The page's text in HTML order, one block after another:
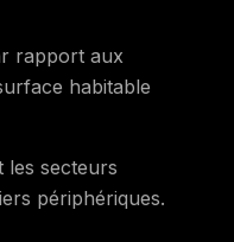
rapport aux
habitable
les secteurs
périphériques.